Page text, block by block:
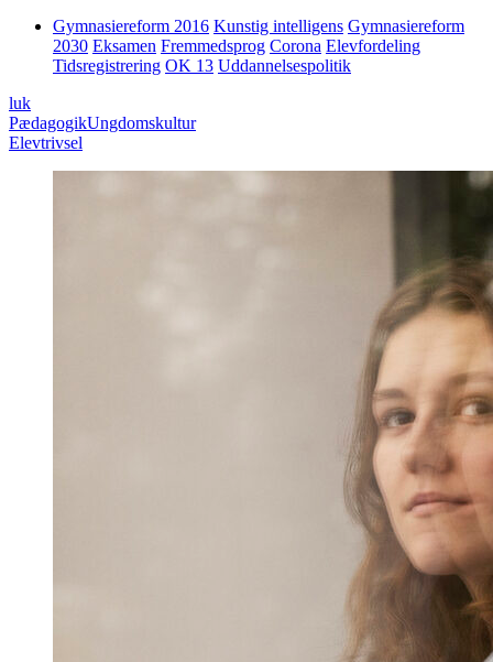
Gymnasiereform 2016 Kunstig intelligens Gymnasiereform
2030 Eksamen Fremmedsprog Corona Elevfordeling
Tidsregistrering OK 13 Uddannelsespolitik
luk
PædagogikUngdomskultur
Elevtrivsel